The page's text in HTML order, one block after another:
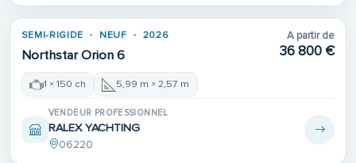
SEMI-RIGIDE NEUF 2026
Northstar Orion 6
A partir de
36 800 €
1 × 150 ch 5,99 m × 2,57 m
VENDEUR PROFESSIONNEL
RALEX YACHTING
06220